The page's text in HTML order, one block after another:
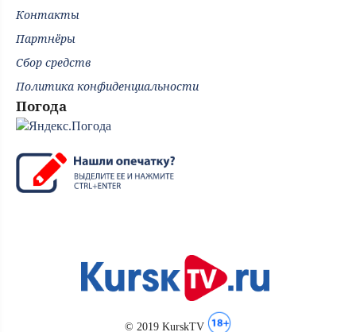
Контакты
Партнёры
Сбор средств
Политика конфиденциальности
Погода
© 2019 KurskTV